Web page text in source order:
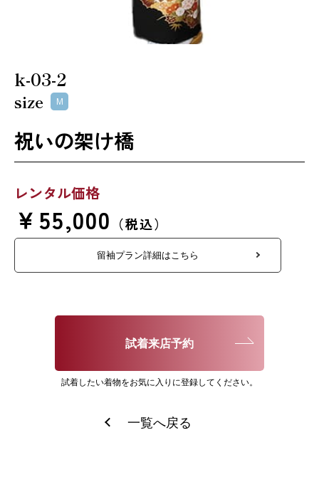
k-03-2
size M
祝いの架け橋
レンタル価格
￥55,000 （税込）
留袖プラン詳細はこちら
試着来店予約
試着したい着物をお気に入りに登録してください。
一覧へ戻る